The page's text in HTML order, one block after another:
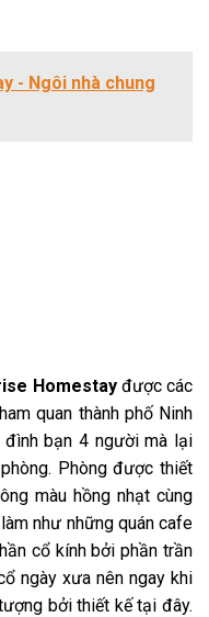
- Ngôi nhà chung
Homestayđược các
quan thành phố Ninh
bạn 4 người mà lại
Phòng được thiết
màu hồng nhạt cùng
như những quán cafe
cổ kính bởi phần trần
ngày xưa nên ngay khi
bởi thiết kế tại đây.